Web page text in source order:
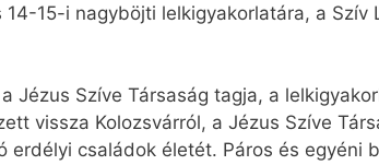
15-i nagyböjti lelkigyakorlatára, a Szív
Jézus Szíve Társaság tagja, a
vissza Kolozsvárról, a Jézus Szíve
családok életét. Páros és egyéni